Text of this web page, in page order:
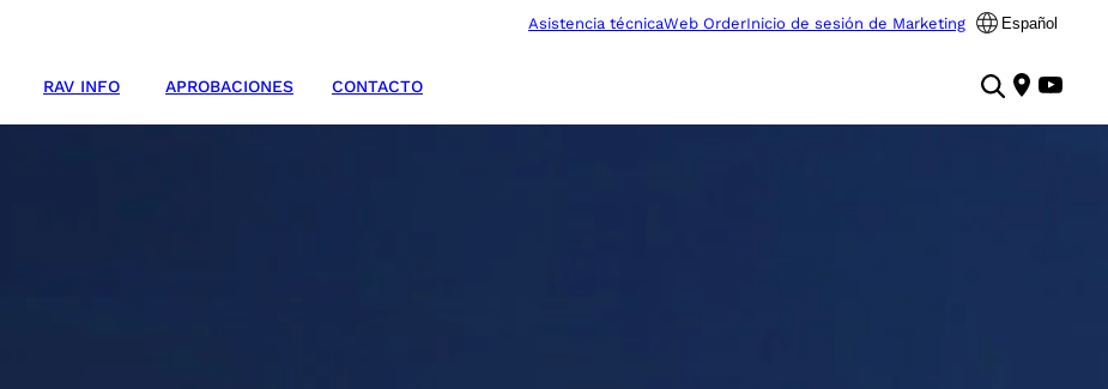
Asistencia técnicaWeb OrderInicio de sesión de Marketing Español
RAV INFO APROBACIONES CONTACTO